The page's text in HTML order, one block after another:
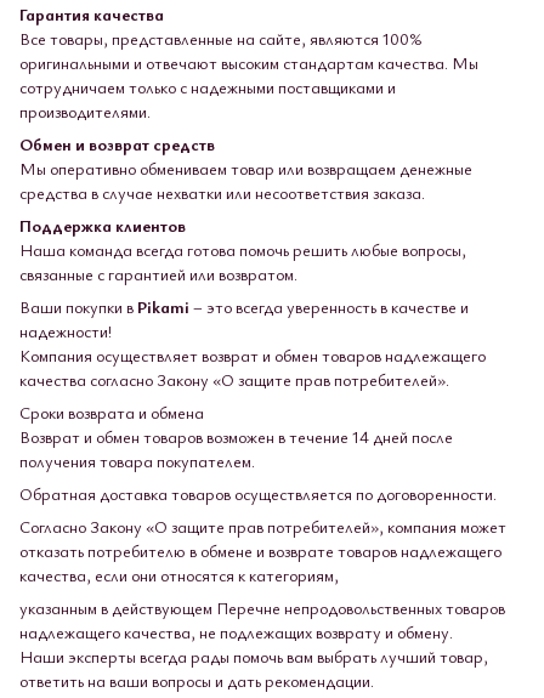
Гарантия качества
Все товары, представленные на сайте, являются 100%
оригинальными и отвечают высоким стандартам качества. Мы
сотрудничаем только с надежными поставщиками и
производителями.
Обмен и возврат средств
Мы оперативно обмениваем товар или возвращаем денежные
средства в случае нехватки или несоответствия заказа.
Поддержка клиентов
Наша команда всегда готова помочь решить любые вопросы,
связанные с гарантией или возвратом.
Ваши покупки в Pikami – это всегда уверенность в качестве и
надежности!
Компания осуществляет возврат и обмен товаров надлежащего
качества согласно Закону «О защите прав потребителей».
Сроки возврата и обмена
Возврат и обмен товаров возможен в течение 14 дней после
получения товара покупателем.
Обратная доставка товаров осуществляется по договоренности.
Согласно Закону «О защите прав потребителей», компания может
отказать потребителю в обмене и возврате товаров надлежащего
качества, если они относятся к категориям,
указанным в действующем Перечне непродовольственных товаров
надлежащего качества, не подлежащих возврату и обмену.
Наши эксперты всегда рады помочь вам выбрать лучший товар,
ответить на ваши вопросы и дать рекомендации.